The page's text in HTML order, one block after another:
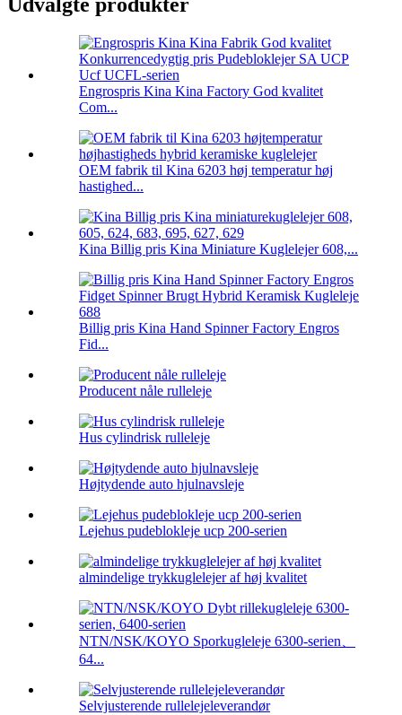
Udvalgte produkter
Engrospris Kina Kina Factory God kvalitet
Com...
OEM fabrik til Kina 6203 høj temperatur høj
hastighed...
Kina Billig pris Kina Miniature Kuglelejer 608,...
Billig pris Kina Hand Spinner Factory Engros
Fid...
Producent nåle rulleleje
Hus cylindrisk rulleleje
Højtydende auto hjulnavsleje
Lejehus pudeblokleje ucp 200-serien
almindelige trykkuglelejer af høj kvalitet
NTN/NSK/KOYO Sporkugleleje 6300-serien、
64...
Selvjusterende rullelejeleverandør